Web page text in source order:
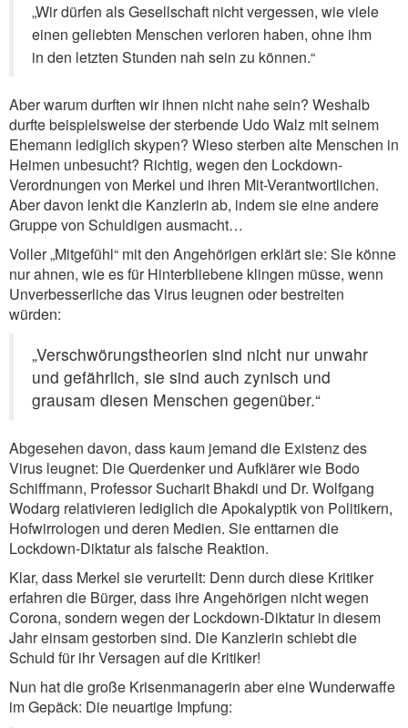
„Wir dürfen als Gesellschaft nicht vergessen, wie viele
einen geliebten Menschen verloren haben, ohne ihm
in den letzten Stunden nah sein zu können.“
Aber warum durften wir ihnen nicht nahe sein? Weshalb
durfte beispielsweise der sterbende Udo Walz mit seinem
Ehemann lediglich skypen? Wieso sterben alte Menschen in
Heimen unbesucht? Richtig, wegen den Lockdown-
Verordnungen von Merkel und ihren Mit-Verantwortlichen.
Aber davon lenkt die Kanzlerin ab, indem sie eine andere
Gruppe von Schuldigen ausmacht…
Voller „Mitgefühl“ mit den Angehörigen erklärt sie: Sie könne
nur ahnen, wie es für Hinterbliebene klingen müsse, wenn
Unverbesserliche das Virus leugnen oder bestreiten
würden:
„Verschwörungstheorien sind nicht nur unwahr
und gefährlich, sie sind auch zynisch und
grausam diesen Menschen gegenüber.“
Abgesehen davon, dass kaum jemand die Existenz des
Virus leugnet: Die Querdenker und Aufklärer wie Bodo
Schiffmann, Professor Sucharit Bhakdi und Dr. Wolfgang
Wodarg relativieren lediglich die Apokalyptik von Politikern,
Hofwirrologen und deren Medien. Sie enttarnen die
Lockdown-Diktatur als falsche Reaktion.
Klar, dass Merkel sie verurteilt: Denn durch diese Kritiker
erfahren die Bürger, dass ihre Angehörigen nicht wegen
Corona, sondern wegen der Lockdown-Diktatur in diesem
Jahr einsam gestorben sind. Die Kanzlerin schiebt die
Schuld für ihr Versagen auf die Kritiker!
Nun hat die große Krisenmanagerin aber eine Wunderwaffe
im Gepäck: Die neuartige Impfung: